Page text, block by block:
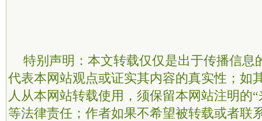
特别声明：本文转载仅仅是出于传播信息
代表本网站观点或证实其内容的真实性；如
人从本网站转载使用，须保留本网站注明的
等法律责任；作者如果不希望被转载或者联